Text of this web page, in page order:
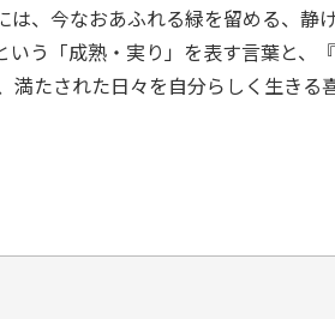
、今なおあふれる緑を留める、静
う「成熟・実り」を表す言葉と、
満たされた日々を自分らしく生きる